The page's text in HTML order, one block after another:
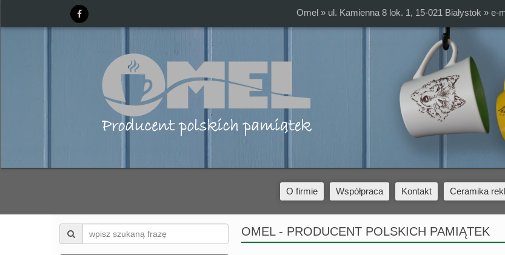
Omel » ul. Kamienna 8 lok. 1, 15-021 Białystok » e-
O firmie Współpraca Kontakt Ceramika
OMEL - PRODUCENT POLSKICH PAMIĄTEK